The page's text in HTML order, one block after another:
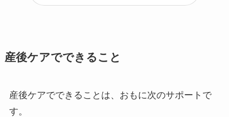
産後ケアでできること
産後ケアでできることは、おもに次のサポートで
す。